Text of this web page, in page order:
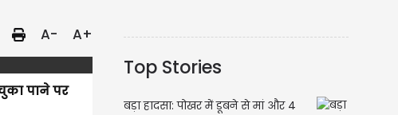
A- A+
पाने पर
Top Stories
बड़ा हादसा: पोखर में डूबने से मां और 4